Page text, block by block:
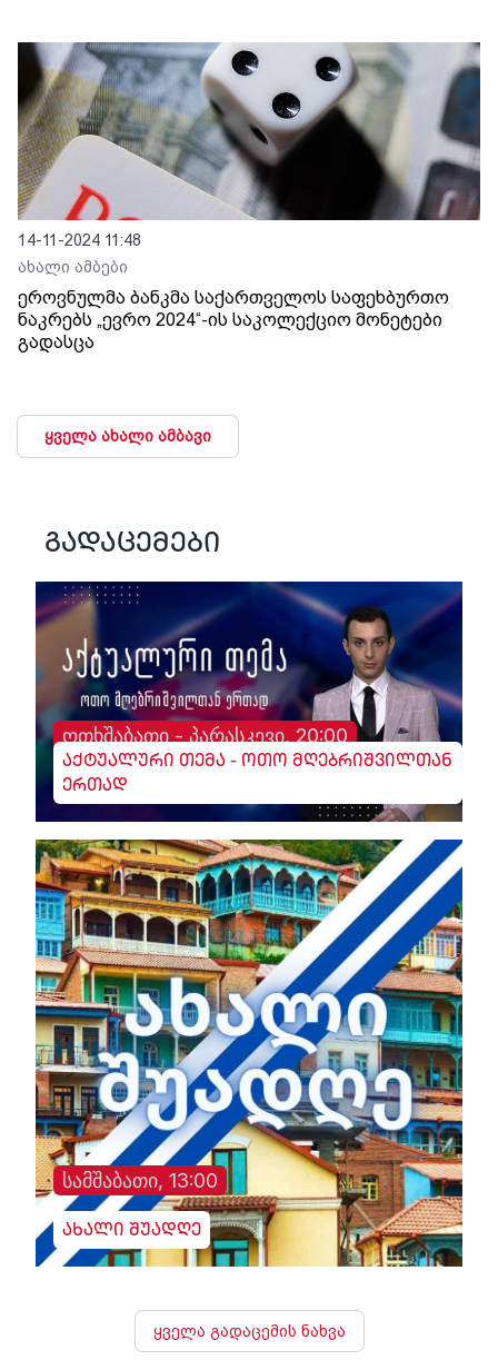
14-11-2024 11:48
ახალი ამბები
ეროვნულმა ბანკმა საქართველოს საფეხბურთო
ნაკრებს „ევრო 2024“-ის საკოლექციო მონეტები
გადასცა
ყველა ახალი ამბავი
გადაცემები
ოთხშაბათი - პარასკევი, 20:00
აქტუალური თემა - ოთო მღებრიშვილთან
ერთად
სამშაბათი, 13:00
ახალი შუადღე
ყველა გადაცემის ნახვა